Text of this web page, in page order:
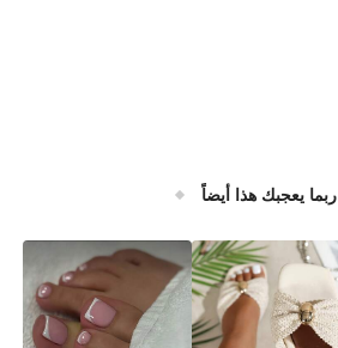
ربما يعجبك هذا أيضاً